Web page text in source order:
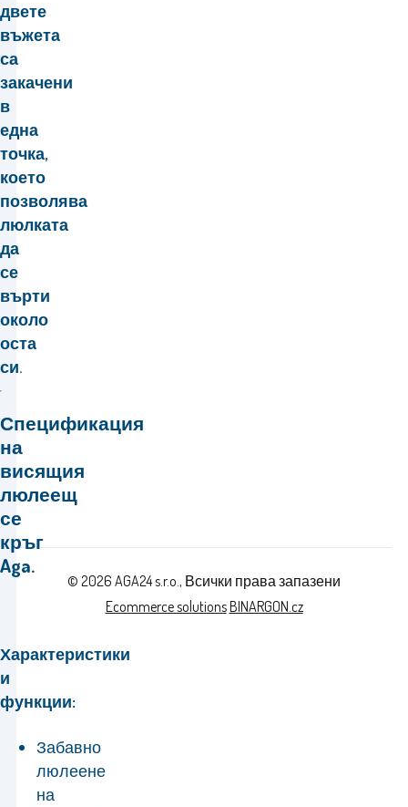
двете
въжета
са
закачени
в
една
точка,
което
позволява
люлката
да
се
върти
около
оста
си.
Спецификация
на
висящия
люлеещ
се
кръг
Aga.
Характеристики
и
функции:
Забавно
люлеене
на
© 2026 AGA24 s.r.o., Всички права запазени
Ecommerce solutionsBINARGON.cz